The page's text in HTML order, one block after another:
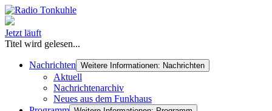
Jetzt läuft
Titel wird gelesen...
Nachrichten Weitere Informationen: Nachrichten
Aktuell
Nachrichtenarchiv
Neues aus dem Funkhaus